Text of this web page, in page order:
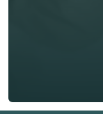
Obtenir